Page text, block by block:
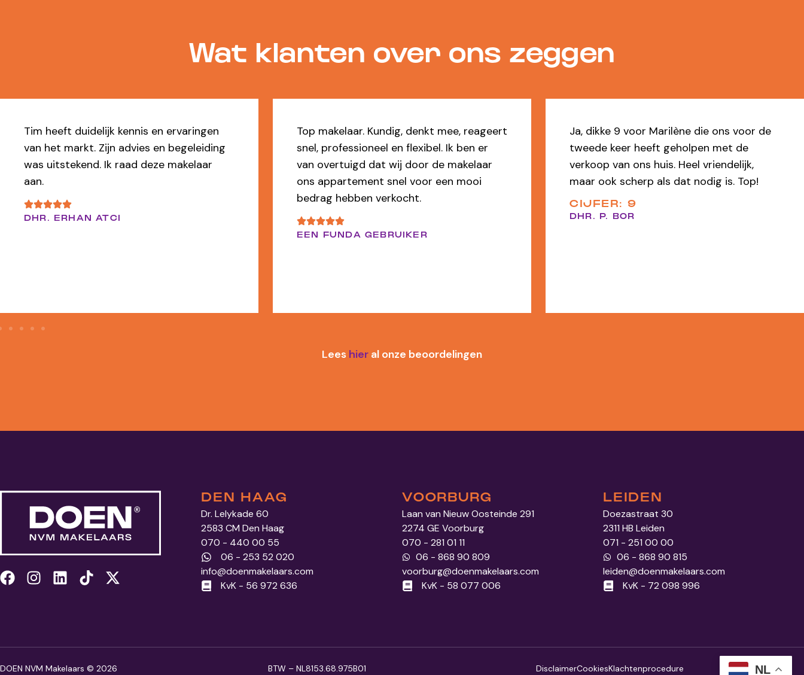
Wat klanten over ons zeggen
Top makelaar. Kundig, denkt mee, reageert
snel, professioneel en flexibel. Ik ben er
van overtuigd dat wij door de makelaar
ons appartement snel voor een mooi
bedrag hebben verkocht.
Ja, dikke 9 voor Marilène die ons voor de
tweede keer heeft geholpen met de
verkoop van ons huis. Heel vriendelijk,
maar ook scherp als dat nodig is. Top!
CIJFER: 9
DHR. P. BOR
Io heeft uitstekende service geleverd bij
zowel de verhuur als de verkoop. Alles
werd professioneel en zorgeloos uit
handen genomen — heel prettig
samenwerken!
CIJFER: 9,8
Lees hier al onze beoordelingen
DEN HAAG
Dr. Lelykade 60
2583 CM Den Haag
070 - 440 00 55
06 - 253 52 020
info@doenmakelaars.com
KvK - 56 972 636
VOORBURG
Laan van Nieuw Oosteinde 291
2274 GE Voorburg
070 - 281 01 11
06 - 868 90 809
voorburg@doenmakelaars.com
KvK - 58 077 006
LEIDEN
Doezastraat 30
2311 HB Leiden
071 - 251 00 00
06 - 868 90 815
leiden@doenmakelaars.com
KvK - 72 098 996
DOEN NVM Makelaars © 2026 BTW – NL8153.68.975B01 DisclaimerCookiesKlachtenprocedure NL